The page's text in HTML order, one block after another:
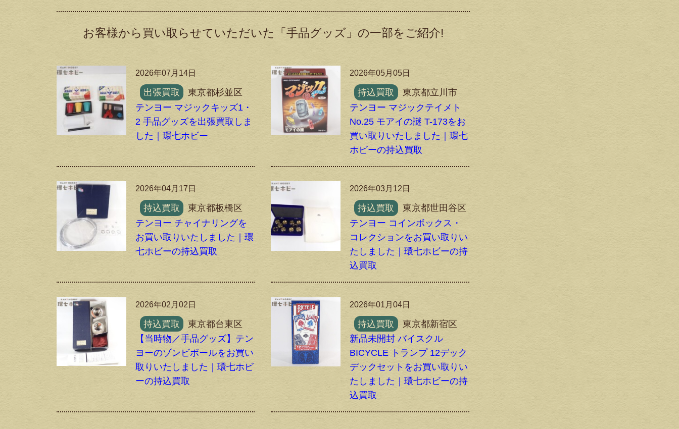
お客様から買い取らせていただいた「手品グッズ」の一部をご紹介!
2026年07月14日
出張買取
東京都杉並区
テンヨー マジックキッズ1・
2 手品グッズを出張買取しま
した｜環七ホビー
2026年05月05日
持込買取
東京都立川市
テンヨー マジックテイメト
No.25 モアイの謎 T-173をお
買い取りいたしました｜環七
ホビーの持込買取
2026年04月17日
持込買取
東京都板橋区
テンヨー チャイナリングを
お買い取りいたしました｜環
七ホビーの持込買取
2026年03月12日
持込買取
東京都世田谷区
テンヨー コインボックス・
コレクションをお買い取りい
たしました｜環七ホビーの持
込買取
2026年02月02日
持込買取
東京都台東区
【当時物／手品グッズ】テン
ヨーのゾンビボールをお買い
取りいたしました｜環七ホビ
ーの持込買取
2026年01月04日
持込買取
東京都新宿区
新品未開封 バイスクル
BICYCLE トランプ 12デック
デックセットをお買い取りい
たしました｜環七ホビーの持
込買取